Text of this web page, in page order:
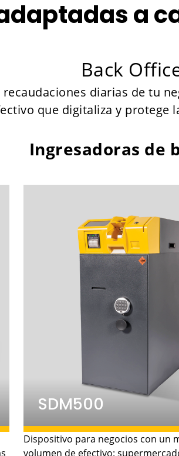
a
Back
diarias de tu
que digitaliza y protege
Ingresadoras de
SDM500
• Capacidad:15.000 billetes.
Dispositivo para negocios con un
volumen de efectivo: